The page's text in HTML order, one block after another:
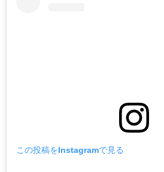
この投稿をInstagramで見る